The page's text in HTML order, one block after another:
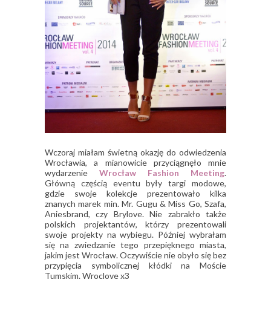
Wczoraj miałam świetną okazję do odwiedzenia
Wrocławia, a mianowicie przyciągnęło mnie
wydarzenie Wrocław Fashion Meeting.
Główną częścią eventu były targi modowe,
gdzie swoje kolekcje prezentowało kilka
znanych marek min. Mr. Gugu & Miss Go, Szafa,
Aniesbrand, czy Brylove. Nie zabrakło także
polskich projektantów, którzy prezentowali
swoje projekty na wybiegu. Później wybrałam
się na zwiedzanie tego przepięknego miasta,
jakim jest Wrocław. Oczywiście nie obyło się bez
przypięcia symbolicznej kłódki na Moście
Tumskim. Wroclove x3